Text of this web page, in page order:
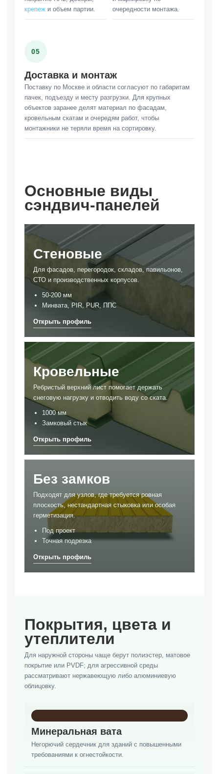
крепеж и объем партии.
очередности монтажа.
05
Доставка и монтаж
Поставку по Москве и области согласуют по габаритам
пачек, подъезду и месту разгрузки. Для крупных
объектов заранее делят материал по фасадам,
кровельным скатам и очередям работ, чтобы
монтажники не теряли время на сортировку.
Основные виды
сэндвич-панелей
Стеновые
Для фасадов, перегородок, складов, павильонов,
СТО и производственных корпусов.
50-200 мм
Минвата, PIR, PUR, ППС
Кровельные
Ребристый верхний лист помогает держать
снеговую нагрузку и отводить воду со ската.
1000 мм
Замковый стык
Без замков
Подходят для узлов, где требуется ровная
плоскость, нестандартная стыковка или особая
герметизация.
Под проект
Точная подрезка
Покрытия, цвета и
утеплители
Для наружной стороны чаще берут полиэстер, матовое
покрытие или PVDF; для агрессивной среды
рассматривают нержавеющую либо алюминиевую
облицовку.
Минеральная вата
Негорючий сердечник для зданий с повышенными
требованиями к огнестойкости.